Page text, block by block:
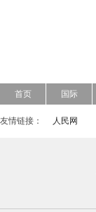
首页 国际
友情链接： 人民网